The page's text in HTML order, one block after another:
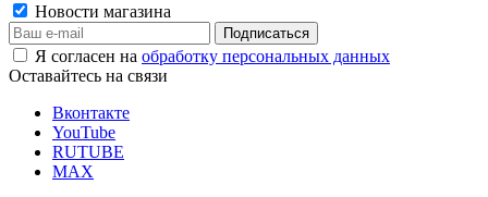
Новости магазина
Я согласен на обработку персональных данных
Оставайтесь на связи
Вконтакте
YouTube
RUTUBE
MAX